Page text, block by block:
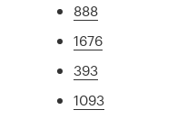
888
1676
393
1093